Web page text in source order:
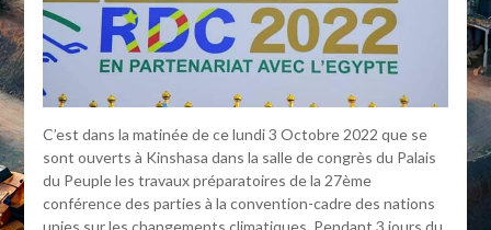
C’est dans la matinée de ce lundi 3 Octobre 2022 que se
sont ouverts à Kinshasa dans la salle de congrès du Palais
du Peuple les travaux préparatoires de la 27ème
conférence des parties à la convention-cadre des nations